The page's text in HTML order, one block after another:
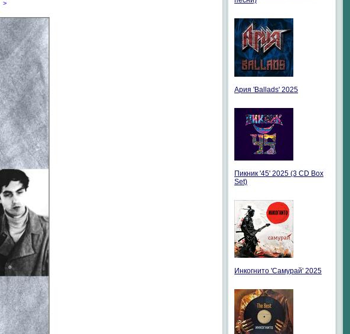
>
Ария 'Ballads' 2025
Пикник '45' 2025 (3 CD Box
Set)
Инкогнито 'Самурай' 2025